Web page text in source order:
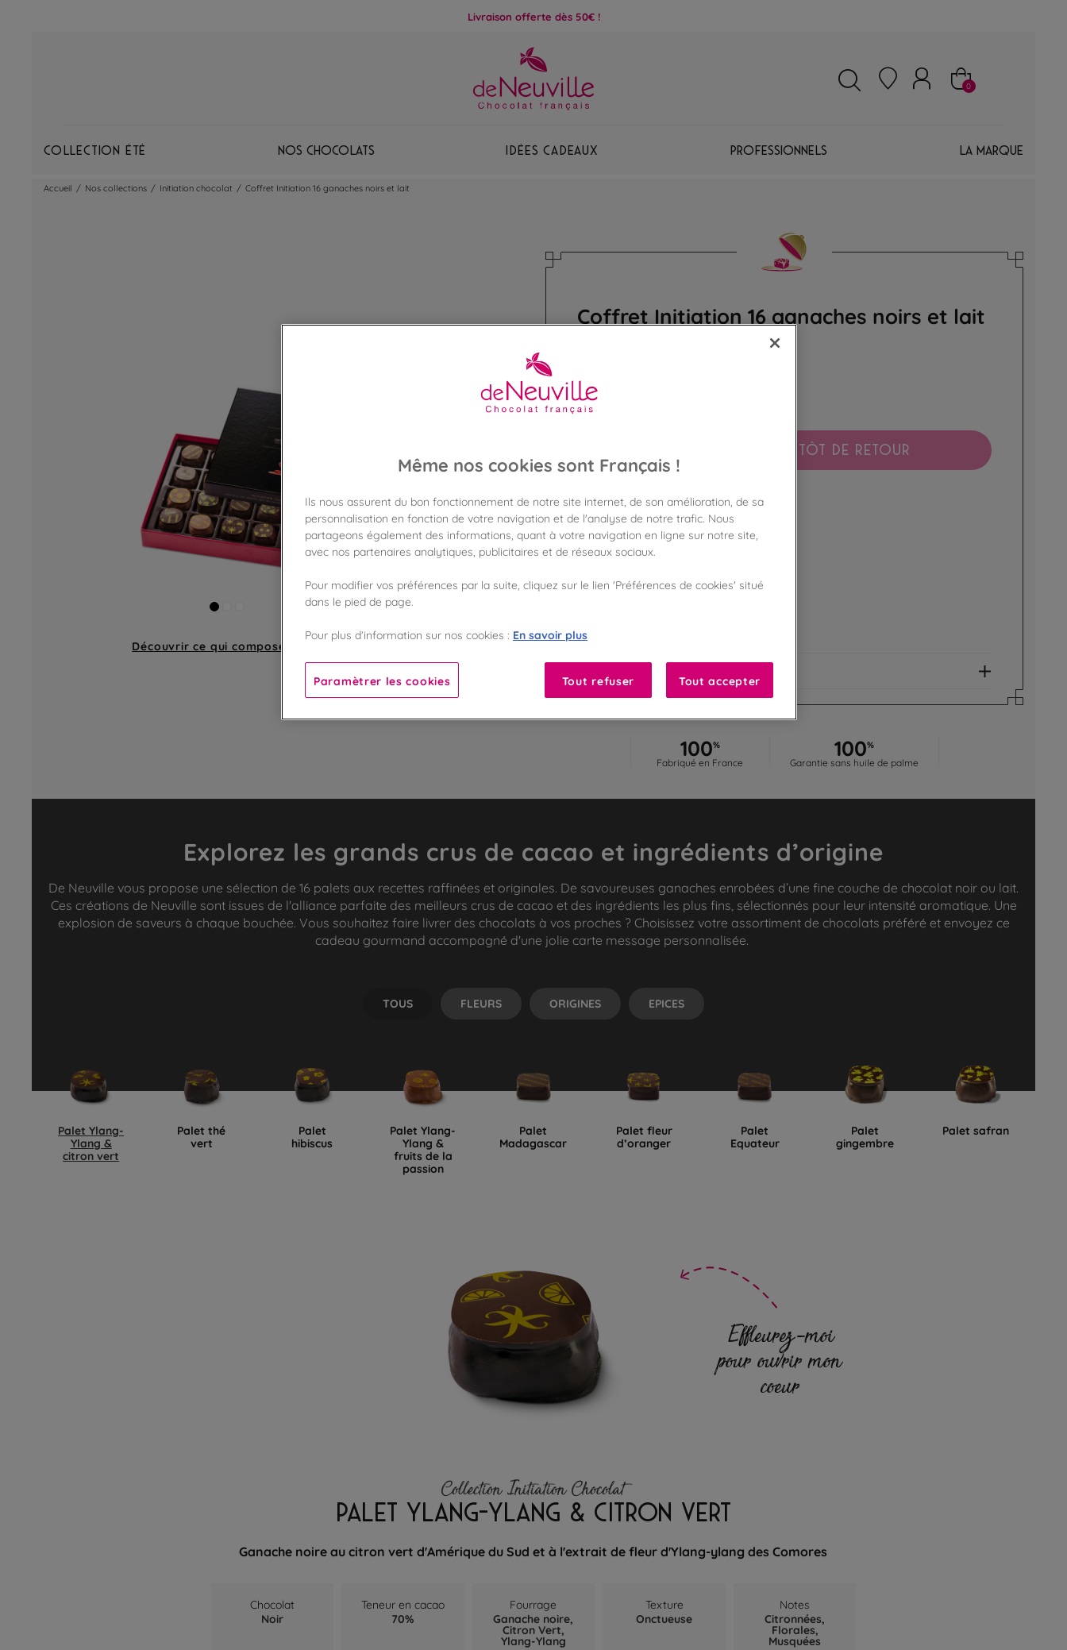
Livraison offerte dès 50€ !
0
Collection Été Nos chocolats Idées Cadeaux Professionnels La marque
Accueil / Nos collections / Initiation chocolat / Coffret Initiation 16 ganaches noirs et lait
Découvrir ce qui compose un coffret
Coffret Initiation 16 ganaches noirs et lait
Assortiment de ganaches premium
22,90 €
Poids 160g
BIENTÔT DE RETOUR
Disponible en boutique !
Vérifier la disponibilité en magasin
Frais de port offert
100%
Fabriqué en France 100%
Garantie sans huile de palme
Explorez les grands crus de cacao et ingrédients d’origine
De Neuville vous propose une sélection de 16 palets aux recettes raffinées et originales. De savoureuses ganaches enrobées d’une fine couche de chocolat noir ou lait.
Ces créations de Neuville sont issues de l'alliance parfaite des meilleurs crus de cacao et des ingrédients les plus fins, sélectionnés pour leur intensité aromatique. Une
explosion de saveurs à chaque bouchée. Vous souhaitez faire livrer des chocolats à vos proches ? Choisissez votre assortiment de chocolats préféré et envoyez ce
cadeau gourmand accompagné d'une jolie carte message personnalisée.
TOUS FLEURS ORIGINES EPICES
Palet Ylang-
Ylang &
citron vert
Palet thé
vert
Palet
hibiscus
Palet Ylang-
Ylang &
fruits de la
passion
Palet
Madagascar
Palet fleur
d’oranger
Palet
Equateur
Palet
gingembre
Palet safran
Effleurez-moi
pour ouvrir mon
coeur
Collection Initiation Chocolat
PALET YLANG-YLANG & CITRON VERT
Ganache noire au citron vert d'Amérique du Sud et à l'extrait de fleur d'Ylang-ylang des Comores
Chocolat
Noir
Teneur en cacao
70%
Fourrage
Ganache noire,
Citron Vert,
Ylang-Ylang
Texture
Onctueuse
Notes
Citronnées,
Florales,
Musquées
Même nos cookies sont Français !
Ils nous assurent du bon fonctionnement de notre site internet, de son amélioration, de sa
personnalisation en fonction de votre navigation et de l'analyse de notre trafic. Nous
partageons également des informations, quant à votre navigation en ligne sur notre site,
avec nos partenaires analytiques, publicitaires et de réseaux sociaux.
Pour modifier vos préférences par la suite, cliquez sur le lien 'Préférences de cookies' situé
dans le pied de page.
Pour plus d’information sur nos cookies : En savoir plus
Paramètrer les cookies Tout refuser Tout accepter